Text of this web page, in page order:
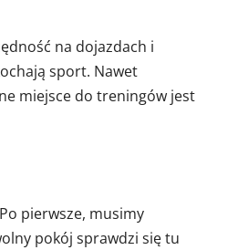
na dojazdach i
sport. Nawet
miejsce do treningów jest
pierwsze, musimy
pokój sprawdzi się tu